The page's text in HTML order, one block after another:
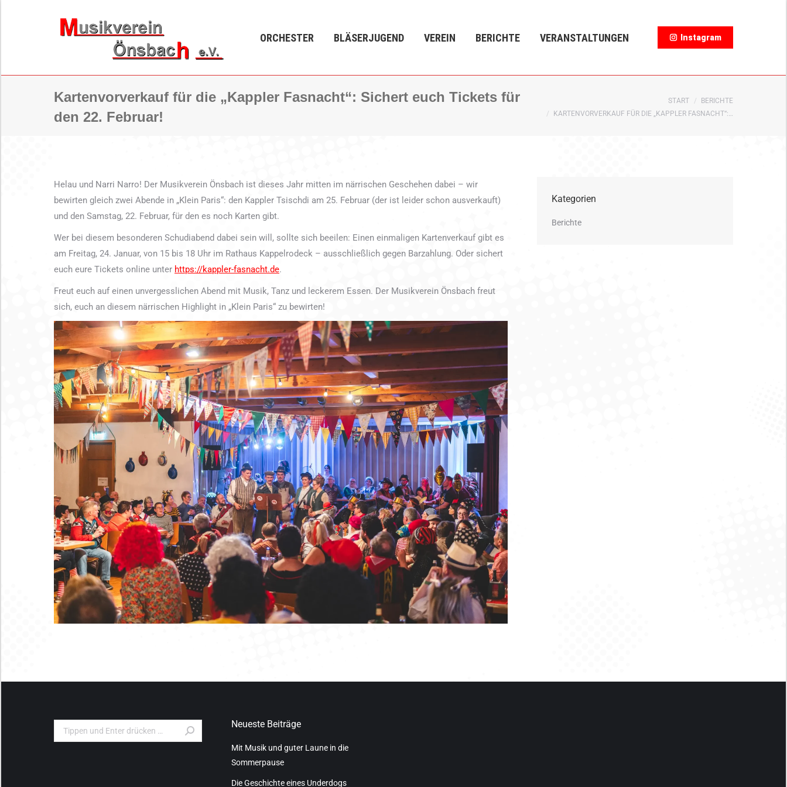
ORCHESTER BLÄSERJUGEND VEREIN BERICHTE VERANSTALTUNGEN Instagram
Kartenvorverkauf für die „Kappler Fasnacht“: Sichert euch Tickets für
den 22. Februar!
START
BERICHTE
KARTENVORVERKAUF FÜR DIE „KAPPLER FASNACHT“:…
Helau und Narri Narro! Der Musikverein Önsbach ist dieses Jahr mitten im närrischen Geschehen dabei – wir
bewirten gleich zwei Abende in „Klein Paris“: den Kappler Tsischdi am 25. Februar (der ist leider schon ausverkauft)
und den Samstag, 22. Februar, für den es noch Karten gibt.
Wer bei diesem besonderen Schudiabend dabei sein will, sollte sich beeilen: Einen einmaligen Kartenverkauf gibt es
am Freitag, 24. Januar, von 15 bis 18 Uhr im Rathaus Kappelrodeck – ausschließlich gegen Barzahlung. Oder sichert
euch eure Tickets online unter https://kappler-fasnacht.de.
Freut euch auf einen unvergesslichen Abend mit Musik, Tanz und leckerem Essen. Der Musikverein Önsbach freut
sich, euch an diesem närrischen Highlight in „Klein Paris“ zu bewirten!
Kategorien
Berichte
Search: Neueste Beiträge
Mit Musik und guter Laune in die
Sommerpause
Die Geschichte eines Underdogs